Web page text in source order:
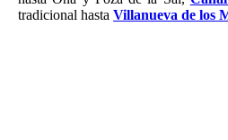
tradicional hasta Villanueva de los